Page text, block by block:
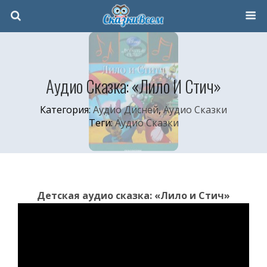
Аудио Сказка: «Лило И Стич»
Категория:Аудио Дисней,Аудио Сказки
Теги:Аудио Сказки
Детская аудио сказка: «Лило и Стич»